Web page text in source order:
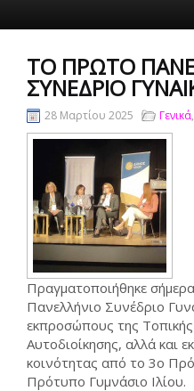
TO ΠΡΏΤΟ
ΣΥΝΈΔΡΙΟ
28 Μαρτίου 2025 Γενικά,
Πραγματοποιήθηκε σήμερα
Πανελλήνιο Συνέδριο
εκπροσώπους της Τοπικής
Αυτοδιοίκησης, αλλά και
κοινότητας από το 3ο
Πρότυπο Γυμνάσιο Ιλίου.